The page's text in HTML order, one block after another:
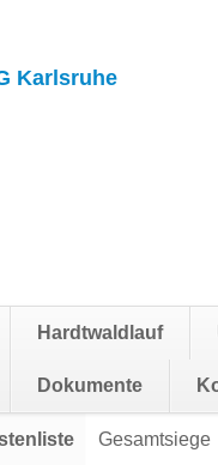
Hardtwaldlauf
Dokumente
Gesamtsiege